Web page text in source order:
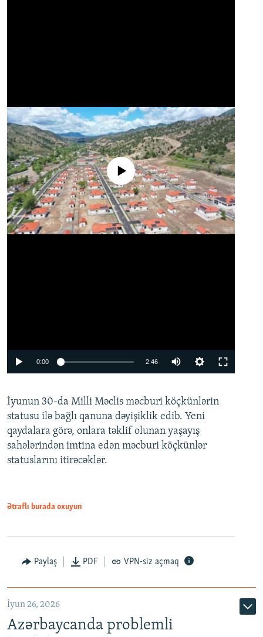
Auto 240p 360p 480p
720p 1080p
No media source currently available
0:00 2:46
360p
480p
720p
İyunun 30-da Milli Məclis məcburi köçkünlərin
statusu ilə bağlı qanuna dəyişiklik edib. Yeni
qaydalara görə, onlara təklif olunan yaşayış
sahələrindən imtina edən məcburi köçkünlər
statuslarını itirəcəklər.
Ətraflı burada oxuyun
Paylaş PDF VPN-siz açmaq
İyun 26, 2026
Azərbaycanda problemli